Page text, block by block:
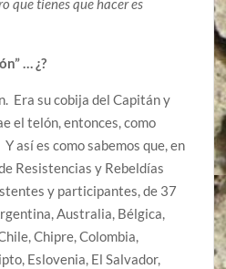
… ¿?
Era su cobija del Capitán y
el telón, entonces, como
así es como sabemos que, en
Resistencias y Rebeldías
y participantes, de 37
Australia, Bélgica,
Chipre, Colombia,
Eslovenia, El Salvador,